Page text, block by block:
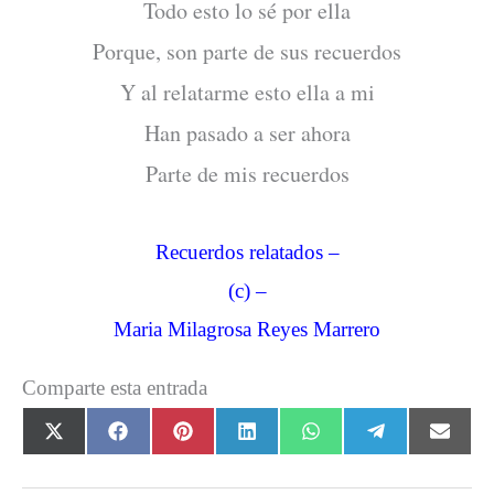
Todo esto lo sé por ella
Porque, son parte de sus recuerdos
Y al relatarme esto ella a mi
Han pasado a ser ahora
Parte de mis recuerdos
Recuerdos relatados –
(c) –
Maria Milagrosa Reyes Marrero
Comparte esta entrada
Compartir
en
X
(
T
Compartir
en
F
a
c
Compartir
en
P
i
n
Compartir
en
L
i
n
Compartir
en
W
h
a
Compartir
en
e
l
en
E
m
a